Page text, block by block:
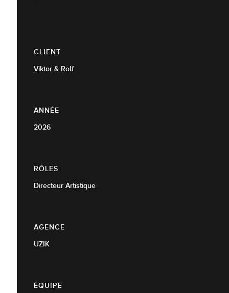
CLIENT
Viktor & Rolf
ANNÉE
2026
RÔLES
Directeur Artistique
AGENCE
UZIK
ÉQUIPE